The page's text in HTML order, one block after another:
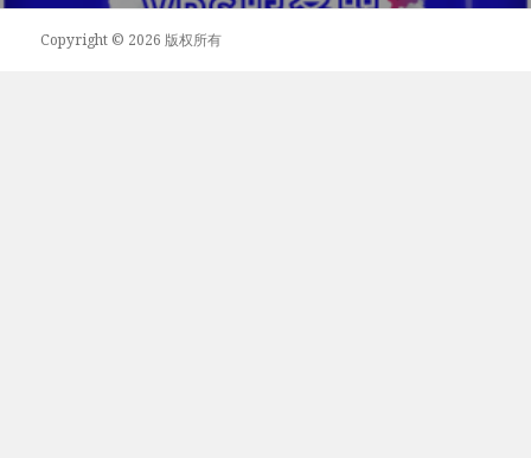
章：
Copyright © 2026 版权所有